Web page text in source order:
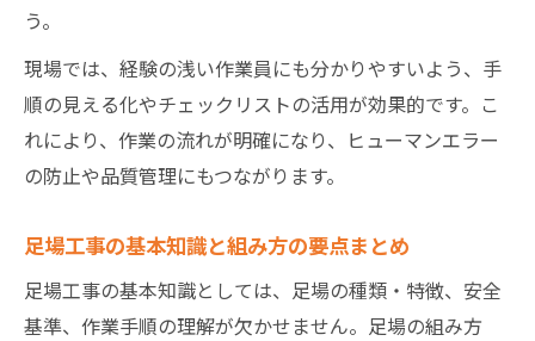
う。
現場では、経験の浅い作業員にも分かりやすいよう、手
順の見える化やチェックリストの活用が効果的です。こ
れにより、作業の流れが明確になり、ヒューマンエラー
の防止や品質管理にもつながります。
足場工事の基本知識と組み方の要点まとめ
足場工事の基本知識としては、足場の種類・特徴、安全
基準、作業手順の理解が欠かせません。足場の組み方